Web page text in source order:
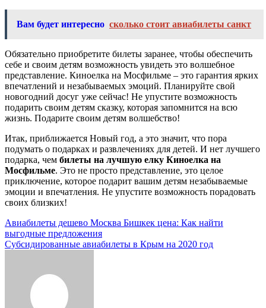
Вам будет интересно сколько стоит авиабилеты санкт
Обязательно приобретите билеты заранее, чтобы обеспечить
себе и своим детям возможность увидеть это волшебное
представление. Киноелка на Мосфильме – это гарантия ярких
впечатлений и незабываемых эмоций. Планируйте свой
новогодний досуг уже сейчас! Не упустите возможность
подарить своим детям сказку, которая запомнится на всю
жизнь. Подарите своим детям волшебство!
Итак, приближается Новый год, а это значит, что пора
подумать о подарках и развлечениях для детей. И нет лучшего
подарка, чем билеты на лучшую елку Киноелка на
Мосфильме. Это не просто представление, это целое
приключение, которое подарит вашим детям незабываемые
эмоции и впечатления. Не упустите возможность порадовать
своих близких!
Навигация
по
Авиабилеты дешево Москва Бишкек цена: Как найти
выгодные предложения
Субсидированные авиабилеты в Крым на 2020 год